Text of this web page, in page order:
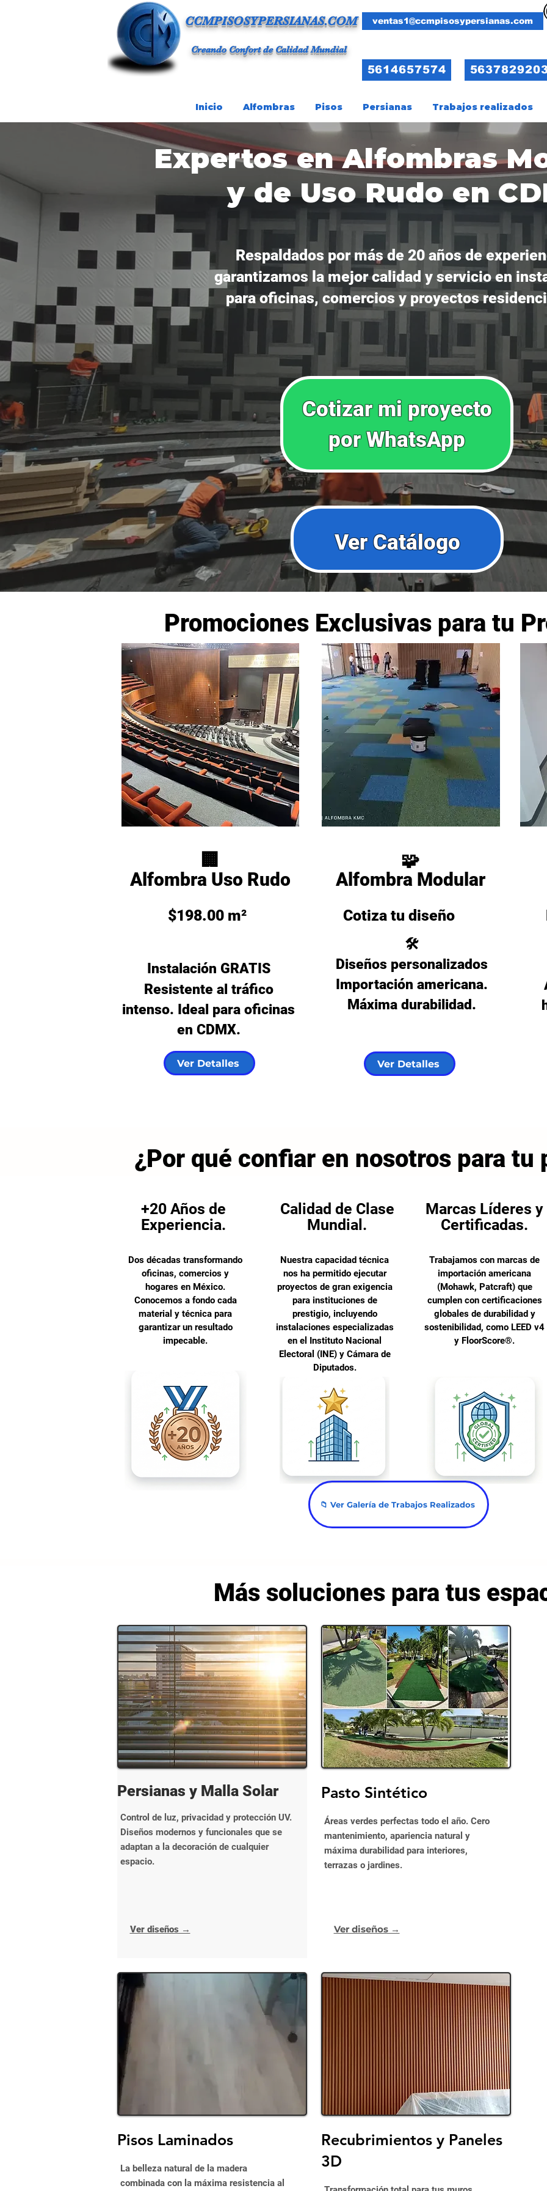
CCMPISOSYPERSIANAS.COM ventas1@ccmpisosypersianas.com
Creando Confort de Calidad Mundial
5614657574
Inicio Alfombras Pisos Persianas Trabajos realizados
Expertos en Alfombras
y de Uso Rudo en
Respaldados por más de 20 años de
garantizamos la mejor calidad y servicio en
para oficinas, comercios y proyectos
Cotizar mi proyecto
por WhatsApp
Ver Catálogo
Promociones Exclusivas para tu
🏢
Alfombra Uso Rudo
$198.00 m²
Instalación GRATIS
Resistente al tráfico
intenso. Ideal para oficinas
en CDMX.
Ver Detalles
🧩
Alfombra Modular
Cotiza tu diseño
🛠️
Diseños personalizados
Importación americana.
Máxima durabilidad.
Ver Detalles
¿Por qué confiar en nosotros para tu
+20 Años de
Experiencia.
Dos décadas transformando
oficinas, comercios y
hogares en México.
Conocemos a fondo cada
material y técnica para
garantizar un resultado
impecable.
Calidad de Clase
Mundial.
Nuestra capacidad técnica
nos ha permitido ejecutar
proyectos de gran exigencia
para instituciones de
prestigio, incluyendo
instalaciones especializadas
en el Instituto Nacional
Electoral (INE) y Cámara de
Diputados.
Marcas Líderes y
Certificadas.
Trabajamos con marcas de
importación americana
(Mohawk, Patcraft) que
cumplen con certificaciones
globales de durabilidad y
sostenibilidad, como LEED v4
y FloorScore®.
📁 Ver Galería de Trabajos Realizados
Más soluciones para tus
Persianas y Malla Solar
Control de luz, privacidad y protección UV.
Diseños modernos y funcionales que se
adaptan a la decoración de cualquier
espacio.
Ver diseños →
Pisos Laminados
La belleza natural de la madera
combinada con la máxima resistencia al
Pasto Sintético
Áreas verdes perfectas todo el año. Cero
mantenimiento, apariencia natural y
máxima durabilidad para interiores,
terrazas o jardines.
Ver diseños →
Recubrimientos y Paneles
3D